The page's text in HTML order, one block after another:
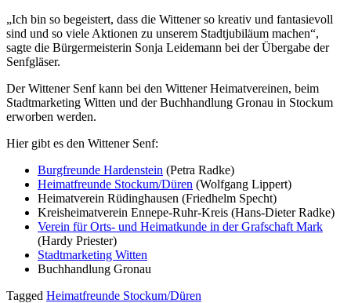
„Ich bin so begeistert, dass die Wittener so kreativ und fantasievoll
sind und so viele Aktionen zu unserem Stadtjubiläum machen“,
sagte die Bürgermeisterin Sonja Leidemann bei der Übergabe der
Senfgläser.
Der Wittener Senf kann bei den Wittener Heimatvereinen, beim
Stadtmarketing Witten und der Buchhandlung Gronau in Stockum
erworben werden.
Hier gibt es den Wittener Senf:
Burgfreunde Hardenstein (Petra Radke)
Heimatfreunde Stockum/Düren (Wolfgang Lippert)
Heimatverein Rüdinghausen (Friedhelm Specht)
Kreisheimatverein Ennepe-Ruhr-Kreis (Hans-Dieter Radke)
Verein für Orts- und Heimatkunde in der Grafschaft Mark
(Hardy Priester)
Stadtmarketing Witten
Buchhandlung Gronau
Tagged Heimatfreunde Stockum/Düren